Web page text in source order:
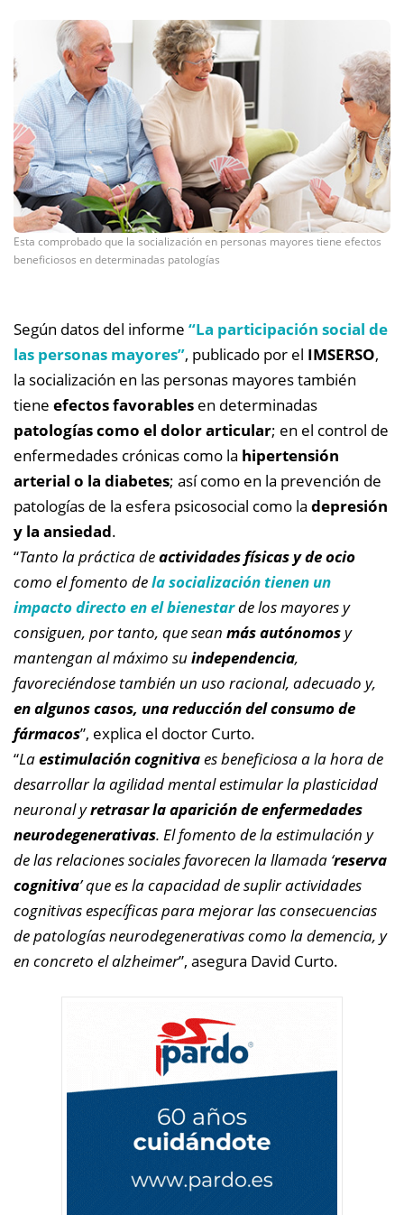
Esta comprobado que la socialización en personas mayores tiene efectos
beneficiosos en determinadas patologías
Según datos del informe “La participación social de
las personas mayores”, publicado por el IMSERSO,
la socialización en las personas mayores también
tiene efectos favorables en determinadas
patologías como el dolor articular; en el control de
enfermedades crónicas como la hipertensión
arterial o la diabetes; así como en la prevención de
patologías de la esfera psicosocial como la depresión
y la ansiedad.
“Tanto la práctica deactividades físicas y de ocio
como el fomento dela socialización tienen un
impacto directo en el bienestarde los mayores y
consiguen, por tanto, que sean más autónomosy
mantengan al máximo suindependencia,
favoreciéndose también un uso racional, adecuado y,
en algunos casos, una reducción del consumo de
fármacos”, explica el doctor Curto.
“Laestimulación cognitivaes beneficiosa a la hora de
desarrollar la agilidad mental estimular la plasticidad
neuronal yretrasar la aparición de enfermedades
neurodegenerativas. El fomento de la estimulación y
de las relaciones sociales favorecen la llamada ‘reserva
cognitiva’ que es la capacidad de suplir actividades
cognitivas específicas para mejorar las consecuencias
de patologías neurodegenerativas como la demencia, y
en concreto el alzheimer”, asegura David Curto.